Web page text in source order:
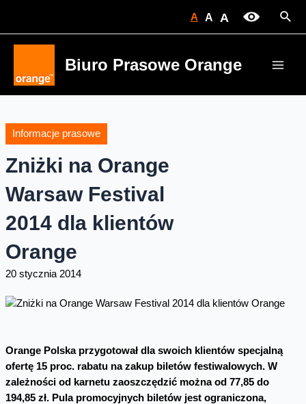
A A A
Biuro Prasowe Orange
Informacje prasowe
Zniżki na Orange
Warsaw Festival
2014 dla klientów
Orange
20 stycznia 2014
Orange Polska przygotował dla swoich klientów specjalną
ofertę 15 proc. rabatu na zakup biletów festiwalowych. W
zależności od karnetu zaoszczędzić można od 77,85 do
194,85 zł. Pula promocyjnych biletów jest ograniczona,